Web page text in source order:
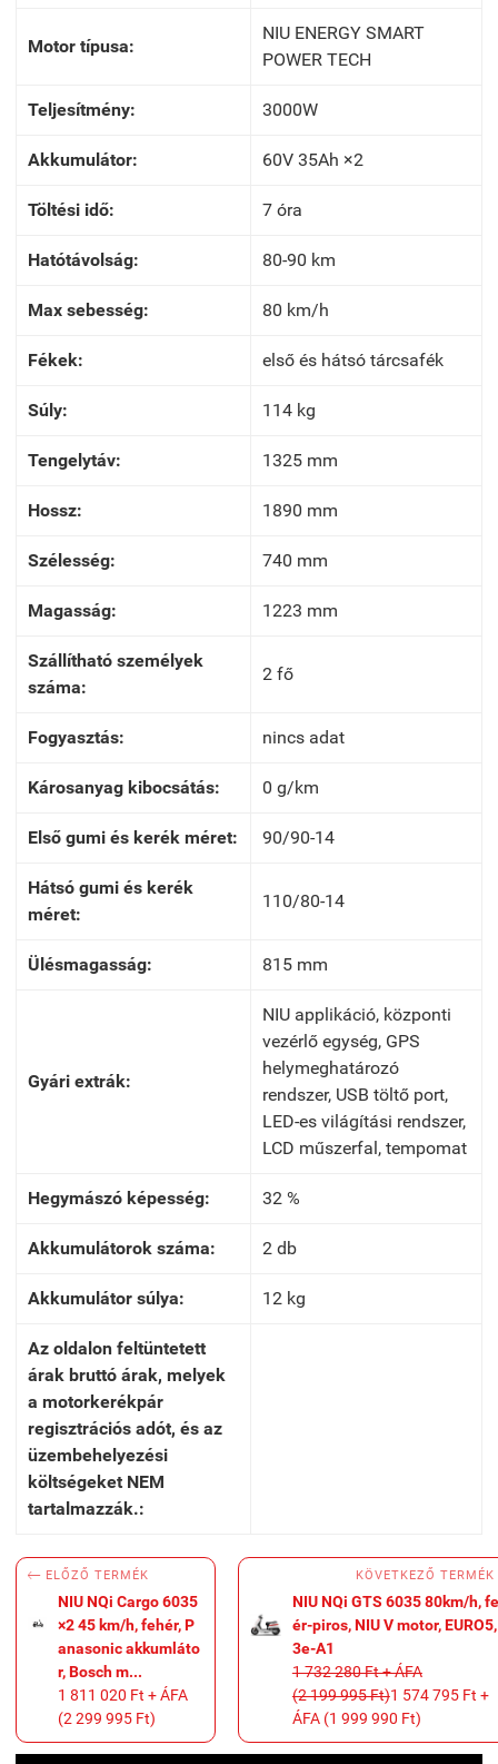
Motor típusa:
NIU ENERGY SMART
POWER TECH
Teljesítmény: 3000W
Akkumulátor: 60V 35Ah ×2
Töltési idő: 7 óra
Hatótávolság: 80-90 km
Max sebesség: 80 km/h
Fékek: első és hátsó tárcsafék
Súly: 114 kg
Tengelytáv: 1325 mm
Hossz: 1890 mm
Szélesség: 740 mm
Magasság: 1223 mm
Szállítható személyek
száma:
2 fő
Fogyasztás: nincs adat
Károsanyag kibocsátás: 0 g/km
Első gumi és kerék méret: 90/90-14
Hátsó gumi és kerék
méret:
110/80-14
Ülésmagasság: 815 mm
Gyári extrák:
NIU applikáció, központi
vezérlő egység, GPS
helymeghatározó
rendszer, USB töltő port,
LED-es világítási rendszer,
LCD műszerfal, tempomat
Hegymászó képesség: 32 %
Akkumulátorok száma: 2 db
Akkumulátor súlya: 12 kg
Az oldalon feltüntetett
árak bruttó árak, melyek
a motorkerékpár
regisztrációs adót, és az
üzembehelyezési
költségeket NEM
tartalmazzák.:
 ELŐZŐ TERMÉK
NIU NQi Cargo 6035
×2 45 km/h, fehér, P
anasonic akkumláto
r, Bosch m...
1 811 020 Ft + ÁFA
(2 299 995 Ft)
KÖVETKEZŐ TERMÉK
NIU NQi GTS 6035 80km/h,
ér-piros, NIU V motor,
3e-A1
1 732 280 Ft + ÁFA
(2 199 995 Ft)1 574 795 Ft +
ÁFA (1 999 990 Ft)